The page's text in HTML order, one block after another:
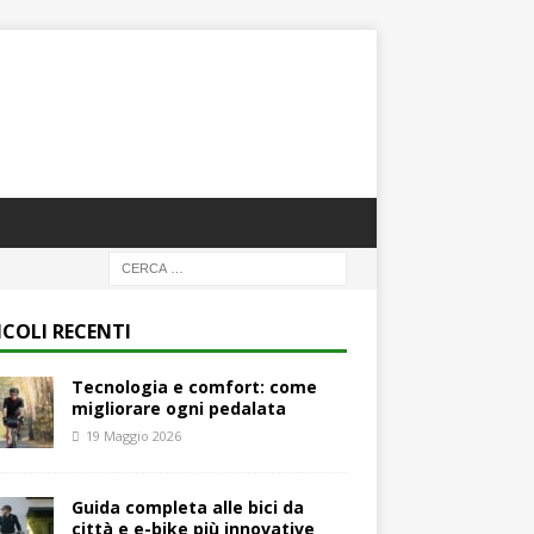
RECENTI
Tecnologia e comfort: come
migliorare ogni pedalata
19 Maggio 2026
Guida completa alle bici da
città e e-bike più innovative